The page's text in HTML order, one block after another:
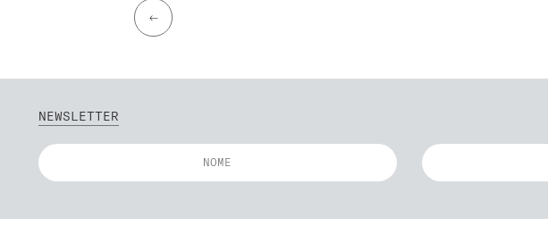
←
NEWSLETTER